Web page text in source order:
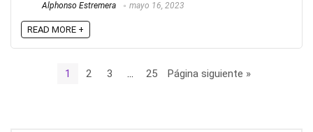
Alphonso Estremera mayo 16, 2023
READ MORE +
1 2 3 25 Página siguiente »